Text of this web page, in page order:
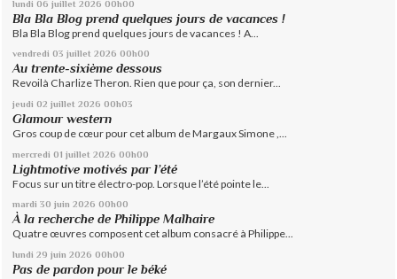
lundi 06 juillet 2026 00h00
Bla Bla Blog prend quelques jours de vacances !
Bla Bla Blog prend quelques jours de vacances ! A...
vendredi 03 juillet 2026 00h00
Au trente-sixième dessous
Revoilà Charlize Theron. Rien que pour ça, son dernier...
jeudi 02 juillet 2026 00h03
Glamour western
Gros coup de cœur pour cet album de Margaux Simone ,...
mercredi 01 juillet 2026 00h00
Lightmotive motivés par l’été
Focus sur un titre électro-pop. Lorsque l’été pointe le...
mardi 30 juin 2026 00h00
À la recherche de Philippe Malhaire
Quatre œuvres composent cet album consacré à Philippe...
lundi 29 juin 2026 00h00
Pas de pardon pour le béké